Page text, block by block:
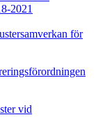
2021
för
vid